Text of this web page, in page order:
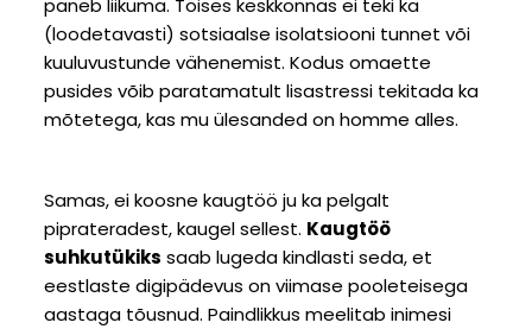
paneb liikuma. Töises keskkonnas ei teki ka
(loodetavasti) sotsiaalse isolatsiooni tunnet või
kuuluvustunde vähenemist. Kodus omaette
pusides võib paratamatult lisastressi tekitada ka
mõtetega, kas mu ülesanded on homme alles.
Samas, ei koosne kaugtöö ju ka pelgalt
piprateradest, kaugel sellest. Kaugtöö
suhkutükiks saab lugeda kindlasti seda, et
eestlaste digipädevus on viimase pooleteisega
aastaga tõusnud. Paindlikkus meelitab inimesi